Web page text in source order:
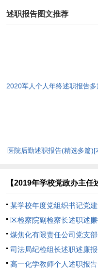
述职报告图文推荐
2020军人个人年终述职报告多
医院后勤述职报告(精选多篇)[
【2019年学校党政办主任
某学校年度党组织书记党
职报告[本文共1403字]
区检察院副检察长述职述
告(精选多篇)[本文共8844字]
煤焦化有限责任公司党支
记抓党建述职报告[本文共
字]
司法局纪检组长述职述廉
[本文共1713字]
高一化学教师个人述职报